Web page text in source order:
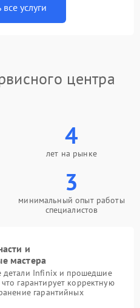
услуги
центра
4
лет на рынке
3
минимальный опыт работы
специалистов
и
мастера
детали Infinix и прошедшие
гарантирует корректную
гарантийных